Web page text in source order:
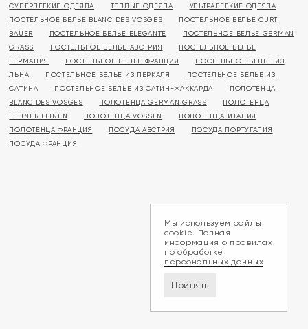
СУПЕРЛЕГКИЕ ОДЕЯЛА
ТЕПЛЫЕ ОДЕЯЛА
УЛЬТРАЛЕГКИЕ ОДЕЯЛА
ПОСТЕЛЬНОЕ БЕЛЬЕ BLANC DES VOSGES
ПОСТЕЛЬНОЕ БЕЛЬЕ CURT
BAUER
ПОСТЕЛЬНОЕ БЕЛЬЕ ELEGANTE
ПОСТЕЛЬНОЕ БЕЛЬЕ GERMAN
GRASS
ПОСТЕЛЬНОЕ БЕЛЬЕ АВСТРИЯ
ПОСТЕЛЬНОЕ БЕЛЬЕ
ГЕРМАНИЯ
ПОСТЕЛЬНОЕ БЕЛЬЕ ФРАНЦИЯ
ПОСТЕЛЬНОЕ БЕЛЬЕ ИЗ
ЛЬНА
ПОСТЕЛЬНОЕ БЕЛЬЕ ИЗ ПЕРКАЛЯ
ПОСТЕЛЬНОЕ БЕЛЬЕ ИЗ
САТИНА
ПОСТЕЛЬНОЕ БЕЛЬЕ ИЗ САТИН-ЖАККАРДА
ПОЛОТЕНЦА
BLANC DES VOSGES
ПОЛОТЕНЦА GERMAN GRASS
ПОЛОТЕНЦА
LEITNER LEINEN
ПОЛОТЕНЦА VOSSEN
ПОЛОТЕНЦА ИТАЛИЯ
ПОЛОТЕНЦА ФРАНЦИЯ
ПОСУДА АВСТРИЯ
ПОСУДА ПОРТУГАЛИЯ
ПОСУДА ФРАНЦИЯ
Мы используем файлы
cookie. Полная
информация о правилах
по обработке
персональных данных
Принять